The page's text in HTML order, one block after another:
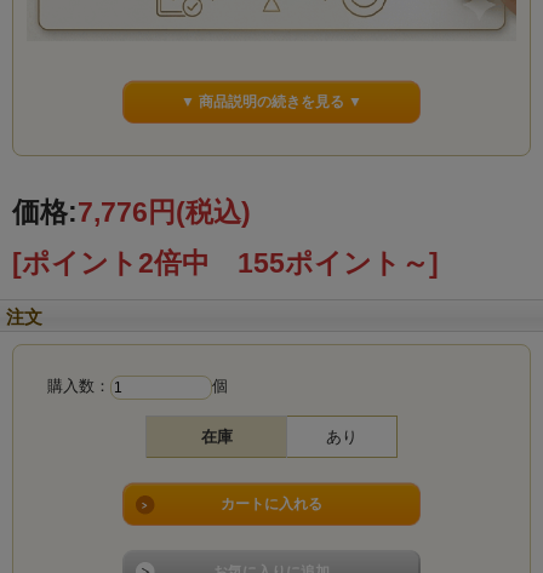
▼ 商品説明の続きを見る ▼
価格:7,776円(税込)
[ポイント2倍中 155ポイント～]
注文
購入数： 個
在庫 あり